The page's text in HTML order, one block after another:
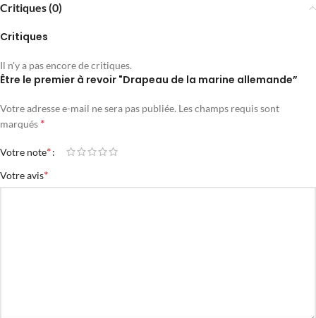
Critiques (0)
Critiques
Il n'y a pas encore de critiques.
Être le premier à revoir "Drapeau de la marine allemande”
Votre adresse e-mail ne sera pas publiée. Les champs requis sont
marqués *
Votre note*
Votre avis*